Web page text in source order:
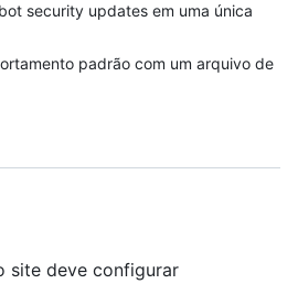
security updates em uma única
padrão com um arquivo de
site deve configurar